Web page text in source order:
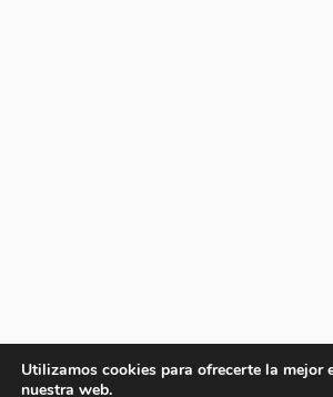
Utilizamos cookies para ofrecerte la mejor
nuestra web.